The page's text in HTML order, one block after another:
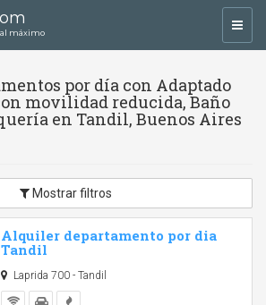
al máximo
por día con Adaptado
movilidad reducida, Baño
en Tandil, Buenos Aires
Mostrar filtros
Alquiler departamento por dia
Tandil
Laprida 700 - Tandil